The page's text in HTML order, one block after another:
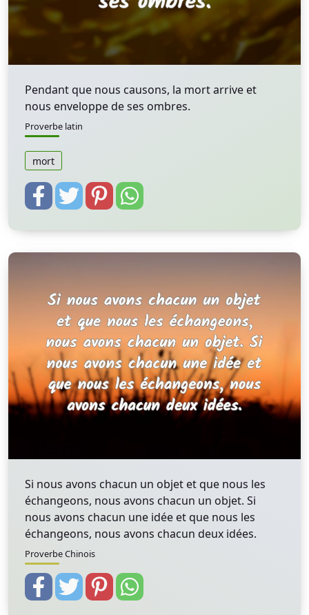
Pendant que nous causons, la mort arrive et
nous enveloppe de ses ombres.
Proverbe latin
mort
Si nous avons chacun un objet et que nous les
échangeons, nous avons chacun un objet. Si
nous avons chacun une idée et que nous les
échangeons, nous avons chacun deux idées.
Proverbe Chinois